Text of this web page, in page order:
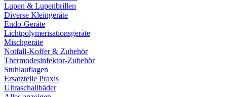
Lupen & Lupenbrillen
Diverse Kleingeräte
Endo-Geräte
Lichtpolymerisationsgeräte
Mischgeräte
Notfall-Koffer & Zubehör
Thermodesinfektor-Zubehör
Stuhlauflagen
Ersatzteile Praxis
Ultraschallbäder